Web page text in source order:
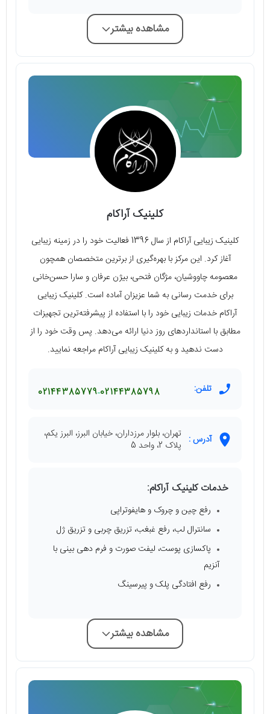
مشاهده بیشتر
کلینیک آراکام
کلینیک زیبایی آراکام از سال 1396 فعالیت خود را در زمینه زیبایی
آغاز کرد. این مرکز با بهره‌گیری از برترین متخصصان همچون
معصومه چاووشیان، مژگان فتحی، بیژن عرفان و سارا حسن‌خانی
برای خدمت رسانی به شما عزیزان آماده است. کلینیک زیبایی
آراکام خدمات زیبایی خود را با استفاده از پیشرفته‌ترین تجهیزات
مطابق با استانداردهای روز دنیا ارائه می‌دهد. پس وقت خود را از
دست ندهید و به کلینیک زیبایی آراکام مراجعه نمایید.
تلفن: 02144385798
02144385779
آدرس : تهران، بلوار مرزداران، خیابان البرز، البرز یکم،
پلاک 2، واحد 5
خدمات کلینیک آراکام:
رفع چین و چروک و هایفوتراپی
سانترال لب، رفع غبغب، تزریق چربی و تزریق ژل
پاکسازی پوست، لیفت صورت و فرم دهی بینی با
آنزیم
رفع افتادگی پلک و پیرسینگ
مشاهده بیشتر